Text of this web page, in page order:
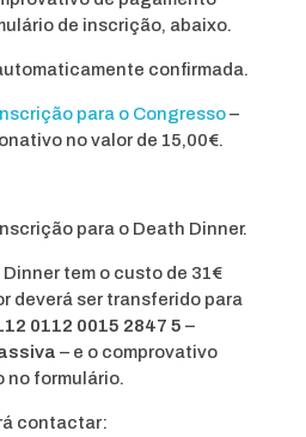
de inscrição, abaixo.
confirmada.
para o Congresso–
no valor de 15,00€.
para o Death Dinner.
tem o custo de 31€
deverá ser transferido para
0112 0015 2847 5 –
– e o comprovativo
no formulário.
contactar: